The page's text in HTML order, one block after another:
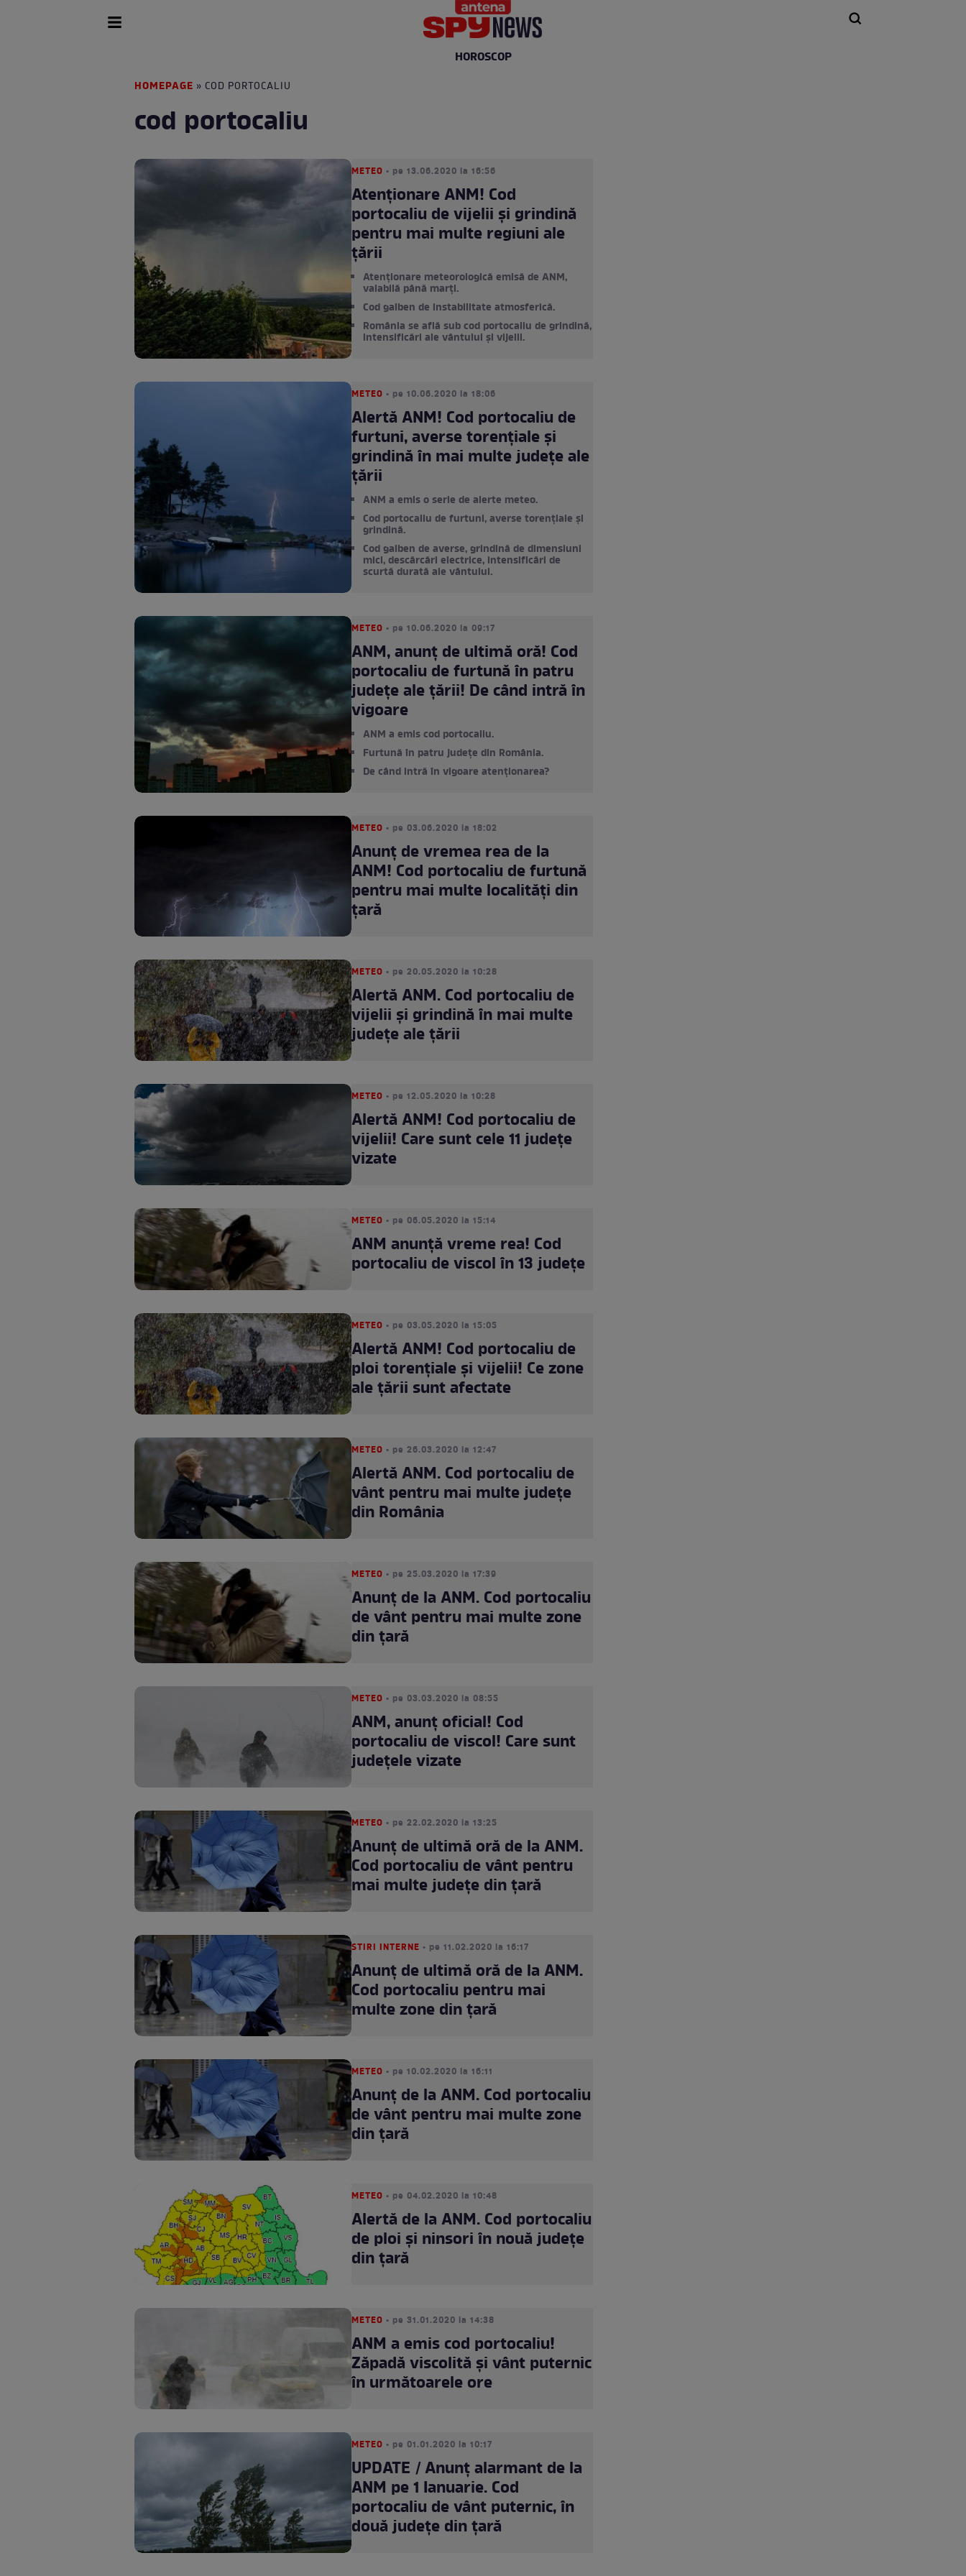
HOROSCOP
HOMEPAGE » COD PORTOCALIU
cod portocaliu
METEO • pe 13.06.2020 la 16:56
Atenționare ANM! Cod
portocaliu de vijelii și grindină
pentru mai multe regiuni ale
țării
Atenționare meteorologică emisă de ANM,
valabilă până marți.
Cod galben de instabilitate atmosferică.
România se află sub cod portocaliu de grindină,
intensificări ale vântului și vijelii.
METEO • pe 10.06.2020 la 18:06
Alertă ANM! Cod portocaliu de
furtuni, averse torențiale și
grindină în mai multe județe ale
țării
ANM a emis o serie de alerte meteo.
Cod portocaliu de furtuni, averse torențiale și
grindină.
Cod galben de averse, grindină de dimensiuni
mici, descărcări electrice, intensificări de
scurtă durată ale vântului.
METEO • pe 10.06.2020 la 09:17
ANM, anunț de ultimă oră! Cod
portocaliu de furtună în patru
judeţe ale țării! De când intră în
vigoare
ANM a emis cod portocaliu.
Furtună în patru județe din România.
De când intră în vigoare atenționarea?
METEO • pe 03.06.2020 la 18:02
Anunț de vremea rea de la
ANM! Cod portocaliu de furtună
pentru mai multe localități din
țară
METEO • pe 20.05.2020 la 10:28
Alertă ANM. Cod portocaliu de
vijelii și grindină în mai multe
județe ale țării
METEO • pe 12.05.2020 la 10:28
Alertă ANM! Cod portocaliu de
vijelii! Care sunt cele 11 județe
vizate
METEO • pe 06.05.2020 la 15:14
ANM anunță vreme rea! Cod
portocaliu de viscol în 13 județe
METEO • pe 03.05.2020 la 15:05
Alertă ANM! Cod portocaliu de
ploi torențiale și vijelii! Ce zone
ale țării sunt afectate
METEO • pe 26.03.2020 la 12:47
Alertă ANM. Cod portocaliu de
vânt pentru mai multe județe
din România
METEO • pe 25.03.2020 la 17:39
Anunț de la ANM. Cod portocaliu
de vânt pentru mai multe zone
din țară
METEO • pe 03.03.2020 la 08:55
ANM, anunţ oficial! Cod
portocaliu de viscol! Care sunt
judeţele vizate
METEO • pe 22.02.2020 la 13:25
Anunț de ultimă oră de la ANM.
Cod portocaliu de vânt pentru
mai multe județe din țară
STIRI INTERNE • pe 11.02.2020 la 16:17
Anunț de ultimă oră de la ANM.
Cod portocaliu pentru mai
multe zone din țară
METEO • pe 10.02.2020 la 16:11
Anunț de la ANM. Cod portocaliu
de vânt pentru mai multe zone
din țară
METEO • pe 04.02.2020 la 10:48
Alertă de la ANM. Cod portocaliu
de ploi și ninsori în nouă județe
din țară
METEO • pe 31.01.2020 la 14:38
ANM a emis cod portocaliu!
Zăpadă viscolită şi vânt puternic
în următoarele ore
METEO • pe 01.01.2020 la 10:17
UPDATE / Anunț alarmant de la
ANM pe 1 Ianuarie. Cod
portocaliu de vânt puternic, în
două județe din țară